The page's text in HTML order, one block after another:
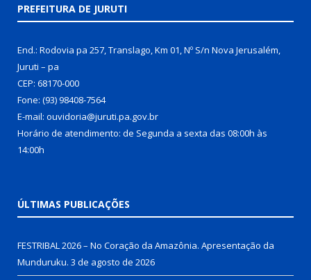
PREFEITURA DE JURUTI
End.: Rodovia pa 257, Translago, Km 01, Nº S/n Nova Jerusalém,
Juruti – pa
CEP: 68170-000
Fone: (93) 98408-7564
E-mail: ouvidoria@juruti.pa.gov.br
Horário de atendimento: de Segunda a sexta das 08:00h às
14:00h
ÚLTIMAS PUBLICAÇÕES
FESTRIBAL 2026 – No Coração da Amazônia. Apresentação da
Munduruku. 3 de agosto de 2026